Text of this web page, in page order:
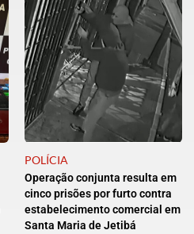
POLÍCIA
Operação conjunta resulta em
cinco prisões por furto contra
estabelecimento comercial em
Santa Maria de Jetibá